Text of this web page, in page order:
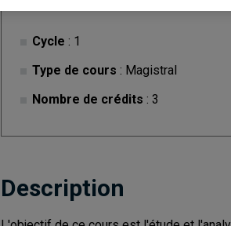
Cycle : 1
Type de cours : Magistral
Nombre de crédits : 3
Description